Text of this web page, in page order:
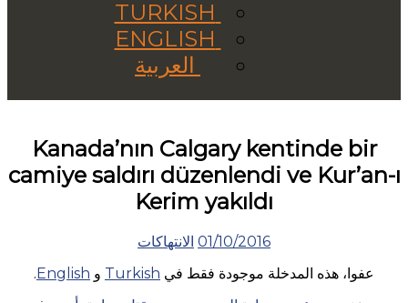
العربية
Kanada’nın Calgary kentinde bir
camiye saldırı düzenlendi ve Kur’an-ı
Kerim yakıldı
01/10/2016 الانتهاكات
عفوا، هذه المدخلة موجودة فقط في Turkish و English
.